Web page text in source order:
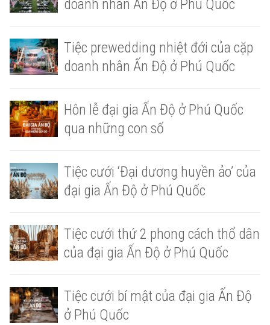
doanh nhân Ấn Độ ở Phú Quốc
Tiệc prewedding nhiệt đới của cặp
doanh nhân Ấn Độ ở Phú Quốc
Hôn lễ đại gia Ấn Độ ở Phú Quốc
qua những con số
Tiệc cưới ‘Đại dương huyền ảo’ của
đại gia Ấn Độ ở Phú Quốc
Tiệc cưới thứ 2 phong cách thổ dân
của đại gia Ấn Độ ở Phú Quốc
Tiệc cưới bí mật của đại gia Ấn Độ
ở Phú Quốc